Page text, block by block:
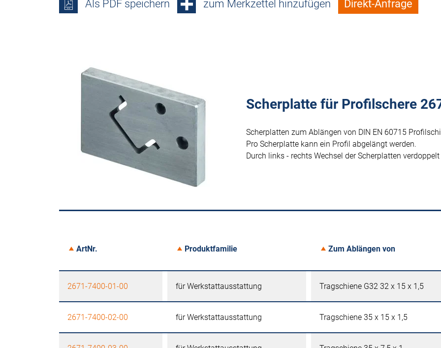
Als PDF speichern zum Merkzettel hinzufügen Direkt-Anfrage
Scherplatte für Profilschere
Scherplatten zum Ablängen von DIN EN 60715
Pro Scherplatte kann ein Profil abgelängt werden.
Durch links - rechts Wechsel der Scherplatten
ArtNr. Produktfamilie Zum Ablängen von
2671-7400-01-00 für Werkstattausstattung Tragschiene G32 32 x 15 x 1,5
2671-7400-02-00 für Werkstattausstattung Tragschiene 35 x 15 x 1,5